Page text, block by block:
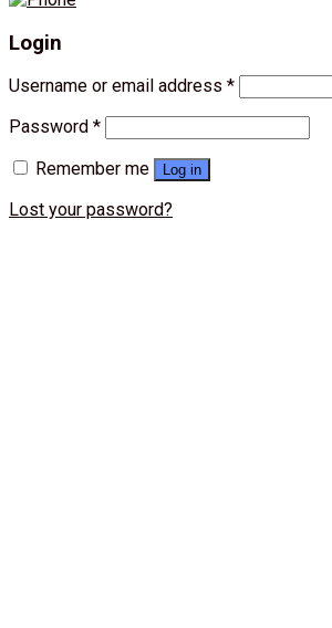
Login
Username or email address *
Password *
Remember me
Log in
Lost your password?